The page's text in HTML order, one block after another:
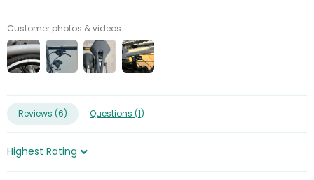
Customer photos & videos
Reviews (6) Questions (1)
Sort by